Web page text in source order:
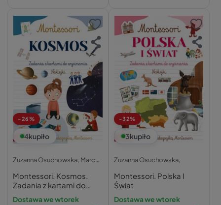
-26%
4kupiło
Zuzanna Osuchowska, Marcelina Gradowska,
Montessori. Kosmos.
Zadania z kartami do
wycinania
Dostawa we wtorek
-32%
3kupiło
Zuzanna Osuchowska,
Montessori. Polska I
Świat
Dostawa we wtorek